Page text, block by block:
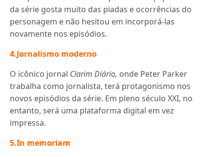
da série gosta muito das piadas e ocorrências do
personagem e não hesitou em incorporá-las
novamente nos episódios.
4.Jornalismo moderno
O icônico jornal Clarim Diário, onde Peter Parker
trabalha como jornalista, terá protagonismo nos
novos episódios da série. Em pleno século XXI, no
entanto, será uma plataforma digital em vez
impressa.
5.In memoriam